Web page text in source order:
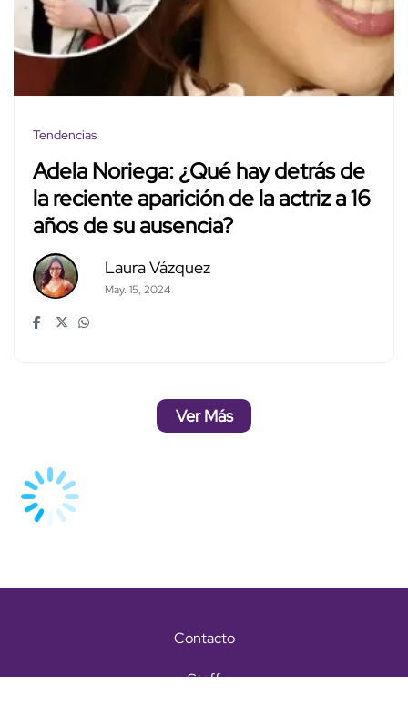
Tendencias
Adela Noriega: ¿Qué hay detrás de
la reciente aparición de la actriz a 16
años de su ausencia?
Laura Vázquez
May. 15, 2024
Ver Más
Contacto
Staff